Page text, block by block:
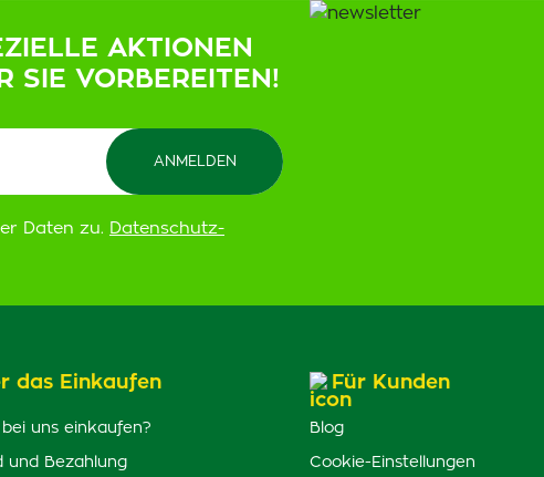
AKTIONEN
SIE VORBEREITEN!
Daten zu. Datenschutz-
das Einkaufen
uns einkaufen?
und Bezahlung
Für Kunden
Blog
Cookie-Einstellungen